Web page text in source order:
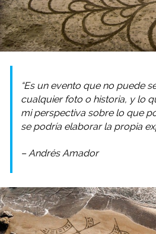
“Es un evento que no puede
cualquier foto o historia, y lo
mi perspectiva sobre lo que
se podría elaborar la propia
– Andrés Amador